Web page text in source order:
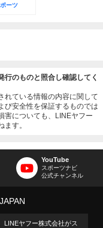
ーツ
行のものと照合し確認してく
れている情報の内容に関して
び安全性を保証するものでは
害についても、LINEヤフー
す。
YouTube
スポーツナビ
公式チャンネル
LINEヤフー株式会社がス